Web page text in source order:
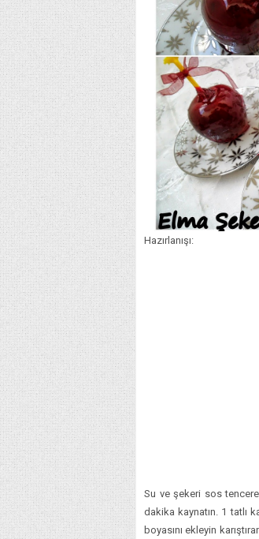
Hazırlanışı:
Su ve şekeri sos
dakika kaynatın. 1 tatlı
boyasını ekleyin